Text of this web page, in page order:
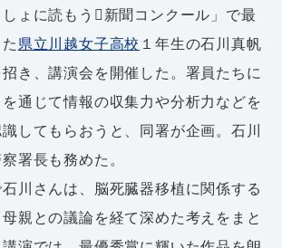
しょに読もう新聞コンクール」で最
県立川越女子高校 １年生の石川真帆
き、講演会を開催した。署員たちに
通じて情報の収集力や分析力などを
してもらおうと、同署が企画。石川
署長も務めた。
川さんは、脳死臓器移植に関係する
親との議論を経て深めた考えをまと